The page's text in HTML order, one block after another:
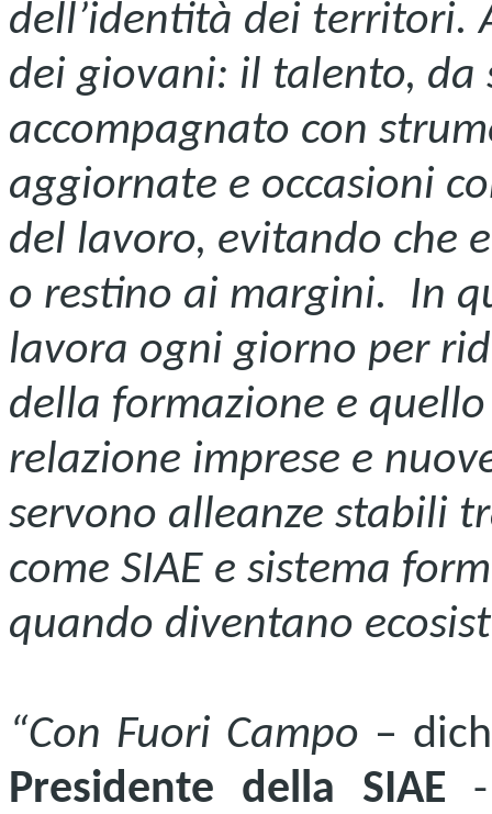
dell’identità dei territori.
dei giovani: il talento, da
accompagnato con
aggiornate e occasioni
del lavoro, evitando che
o restino ai margini. In
lavora ogni giorno per
della formazione e
relazione imprese e
servono alleanze stabili
come SIAE e sistema
quando diventano
“Con Fuori Campo –
Presidente della SIAE